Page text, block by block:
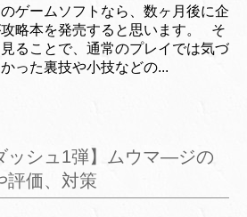
ゲームソフトなら、数ヶ月後に企
略本を発売すると思います。 そ
ることで、通常のプレイでは気づ
った裏技や小技などの...
ッシュ1弾】ムウマ―ジの
評価、対策